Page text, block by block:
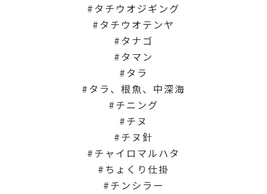
タチウオジギング
タチウオテンヤ
タナゴ
タマン
タラ
タラ、根魚、中深海
チニング
チヌ
チヌ針
チャイロマルハタ
ちょくり仕掛
チンシラー